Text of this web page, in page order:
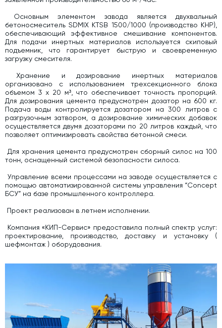
Дозаторы для бетонных заводов
Затворы для силосов и дозаторов
Промышленные фильтры и комплектующие
Авто и Ж/Д весы
Оборудование для производства ЖБИ
Пневмооборудование
Телескопические загрузчики
Датчики
Промышленные вибраторы
Дробильно-сортировочный комплекс
Экспертные услуги
Модернизация и техническое перевооружение
Зимний комплект. Изготовление и монтаж
Срочная техпомощь. Онлайн-обследование и ремонт
Доставка, шеф-монтаж и пуско-наладка и обучение
Основным элементом завода является двухвальный
бетоносмеситель SDMIX KTSB 1500/1000 (производство КНР),
обеспечивающий эффективное смешивание компонентов.
Для подачи инертных материалов используется скиповый
подъемник, что гарантирует быструю и своевременную
загрузку смесителя.
Хранение и дозирование инертных материалов
организовано с использованием трехсекционного блока
объемом 3 х 20 м³, что обеспечивает точность пропорций.
Для дозирования цемента предусмотрен дозатор на 600 кг.
Подача воды контролируется дозатором на 300 литров с
разгрузочным затвором, а дозирование химических добавок
осуществляется двумя дозаторами по 20 литров каждый, что
позволяет оптимизировать свойства бетонной смеси.
Для хранения цемента предусмотрен сборный силос на 100
тонн, оснащенный системой безопасности силоса.
Управление всеми процессами на заводе осуществляется с
помощью автоматизированной системы управления “Concept
БСУ” на базе промышленного контроллера.
Проект реализован в летнем исполнении.
Компания «КИП-Сервис» предоставила полный спектр услуг:
проектирование, производство, доставку и установку (
шефмонтаж ) оборудования.